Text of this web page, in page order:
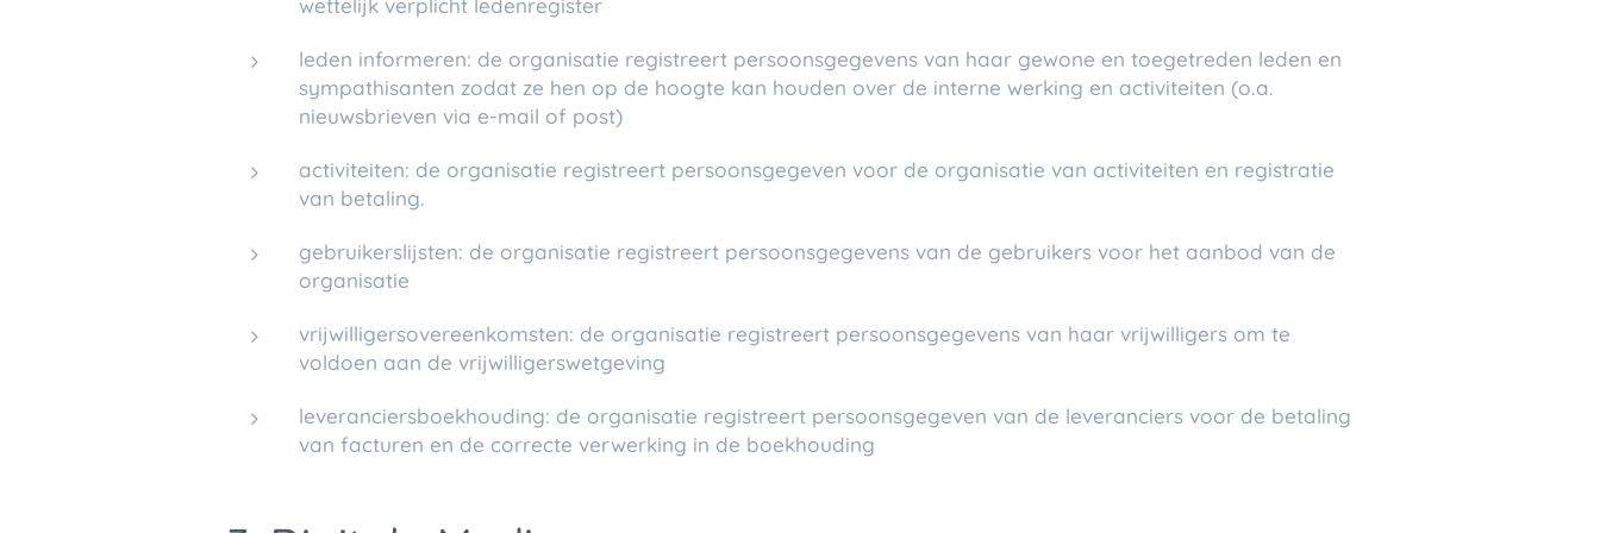
wettelijk verplicht ledenregister
leden informeren: de organisatie registreert persoonsgegevens van haar gewone en toegetreden leden en
sympathisanten zodat ze hen op de hoogte kan houden over de interne werking en activiteiten (o.a.
nieuwsbrieven via e-mail of post)
activiteiten: de organisatie registreert persoonsgegeven voor de organisatie van activiteiten en registratie
van betaling.
gebruikerslijsten: de organisatie registreert persoonsgegevens van de gebruikers voor het aanbod van de
organisatie
vrijwilligersovereenkomsten: de organisatie registreert persoonsgegevens van haar vrijwilligers om te
voldoen aan de vrijwilligerswetgeving
leveranciersboekhouding: de organisatie registreert persoonsgegeven van de leveranciers voor de betaling
van facturen en de correcte verwerking in de boekhouding